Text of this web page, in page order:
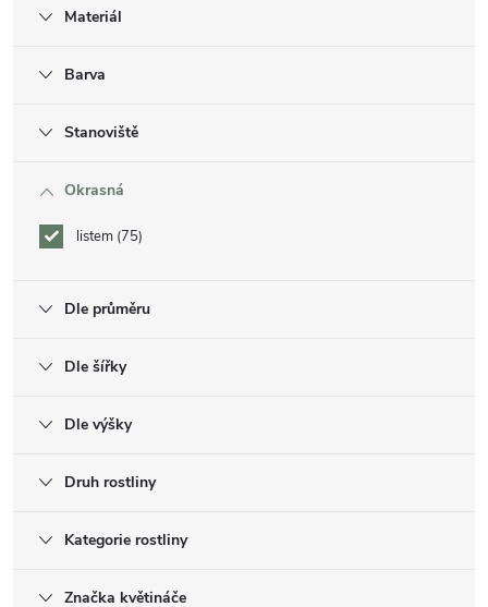
Materiál
Barva
Stanoviště
Okrasná
listem 75
Dle průměru
Dle šířky
Dle výšky
Druh rostliny
Kategorie rostliny
Značka květináče